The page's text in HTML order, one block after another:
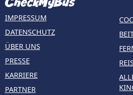
IMPRESSUM
DATENSCHUTZ
ÜBER UNS
PRESSE
KARRIERE
PARTNER